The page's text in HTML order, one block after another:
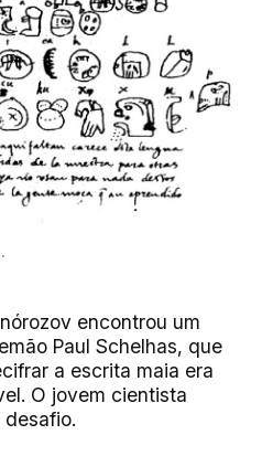
encontrou um
Paul Schelhas, que
a escrita maia era
O jovem cientista